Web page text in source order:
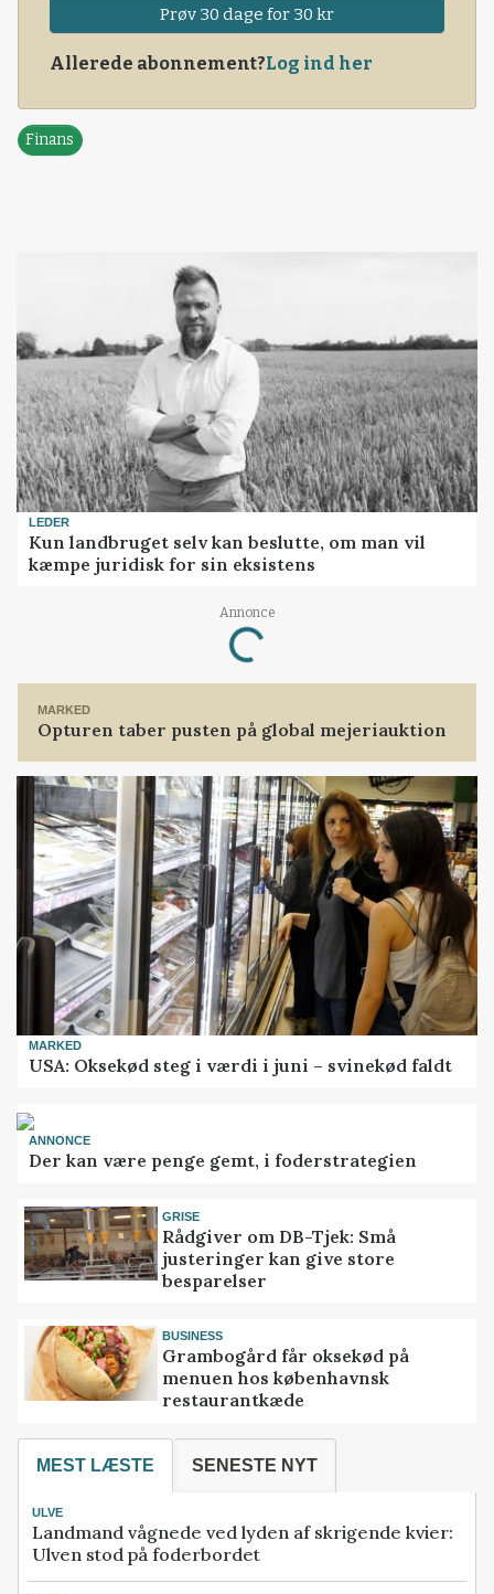
Prøv 30 dage for 30 kr
Allerede abonnement?Log ind her
Finans
LEDER
Kun landbruget selv kan beslutte, om man vil
kæmpe juridisk for sin eksistens
Annonce
Loading...
MARKED
Opturen taber pusten på global mejeriauktion
MARKED
USA: Oksekød steg i værdi i juni – svinekød faldt
ANNONCE
Der kan være penge gemt, i foderstrategien
GRISE
Rådgiver om DB-Tjek: Små
justeringer kan give store
besparelser
BUSINESS
Grambogård får oksekød på
menuen hos københavnsk
restaurantkæde
MEST LÆSTE SENESTE NYT
ULVE
Landmand vågnede ved lyden af skrigende kvier:
Ulven stod på foderbordet